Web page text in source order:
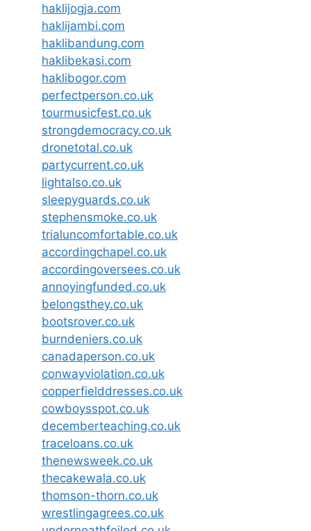
haklijogja.com
haklijambi.com
haklibandung.com
haklibekasi.com
haklibogor.com
perfectperson.co.uk
tourmusicfest.co.uk
strongdemocracy.co.uk
dronetotal.co.uk
partycurrent.co.uk
lightalso.co.uk
sleepyguards.co.uk
stephensmoke.co.uk
trialuncomfortable.co.uk
accordingchapel.co.uk
accordingoversees.co.uk
annoyingfunded.co.uk
belongsthey.co.uk
bootsrover.co.uk
burndeniers.co.uk
canadaperson.co.uk
conwayviolation.co.uk
copperfielddresses.co.uk
cowboysspot.co.uk
decemberteaching.co.uk
traceloans.co.uk
thenewsweek.co.uk
thecakewala.co.uk
thomson-thorn.co.uk
wrestlingagrees.co.uk